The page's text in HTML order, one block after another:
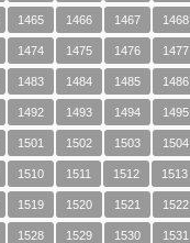
1465 1466 1467 1468
1474 1475 1476 1477
1483 1484 1485 1486
1492 1493 1494 1495
1501 1502 1503 1504
1510 1511 1512 1513
1519 1520 1521 1522
1528 1529 1530 1531